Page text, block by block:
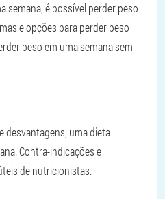
semana, é possível perder peso
e opções para perder peso
peso em uma semana sem
desvantagens, uma dieta
Contra-indicações e
de nutricionistas.